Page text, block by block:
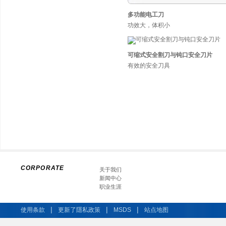
多功能电工刀
功效大，体积小
可缩式安全割刀与钝口安全刀片
有效的安全刀具
CORPORATE
关于我们
新闻中心
职业生涯
使用条款 | 更新了隱私政策 | MSDS | 站点地图